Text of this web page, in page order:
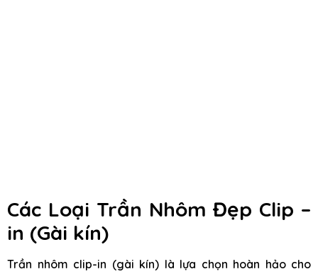
Các Loại Trần Nhôm Đẹp Clip –
in (Gài kín)
Trần nhôm clip-in (gài kín) là lựa chọn hoàn hảo cho